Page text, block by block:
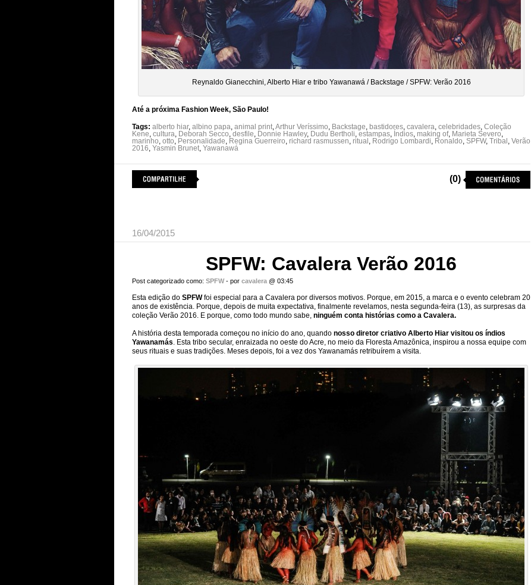
Reynaldo Gianecchini, Alberto Hiar e tribo Yawanawá / Backstage / SPFW: Verão 2016
Até a próxima Fashion Week, São Paulo!
Tags: alberto hiar, albino papa, animal print,Arthur Veríssimo, Backstage, bastidores, cavalera, celebridades, Coleção
Kene, cultura, Deborah Secco, desfile, Donnie Hawley, Dudu Bertholi, estampas, Índios, making of, Marieta Severo,
marinho, otto, Personalidade, Regina Guerreiro, richard rasmussen, ritual , Rodrigo Lombardi, Ronaldo, SPFW, Tribal , Verão
2016, Yasmin Brunet, Yawanawá
(0)
16/04/2015
SPFW: Cavalera Verão 2016
Post categorizado como: SPFW- por cavalera @ 03:45
Esta edição do SPFWfoi especial para a Cavalera por diversos motivos. Porque, em 2015, a marca e o evento celebram 20
anos de existência. Porque, depois de muita expectativa, finalmente revelamos, nesta segunda-feira (13), as surpresas da
coleção Verão 2016. E porque, como todo mundo sabe, ninguém conta histórias como a Cavalera.
A história desta temporada começou no início do ano, quando nosso diretor criativo Alberto Hiar visitou os índios
Yawanamás. Esta tribo secular, enraizada no oeste do Acre, no meio da Floresta Amazônica, inspirou a nossa equipe com
seus rituais e suas tradições. Meses depois, foi a vez dos Yawanamás retribuírem a visita.